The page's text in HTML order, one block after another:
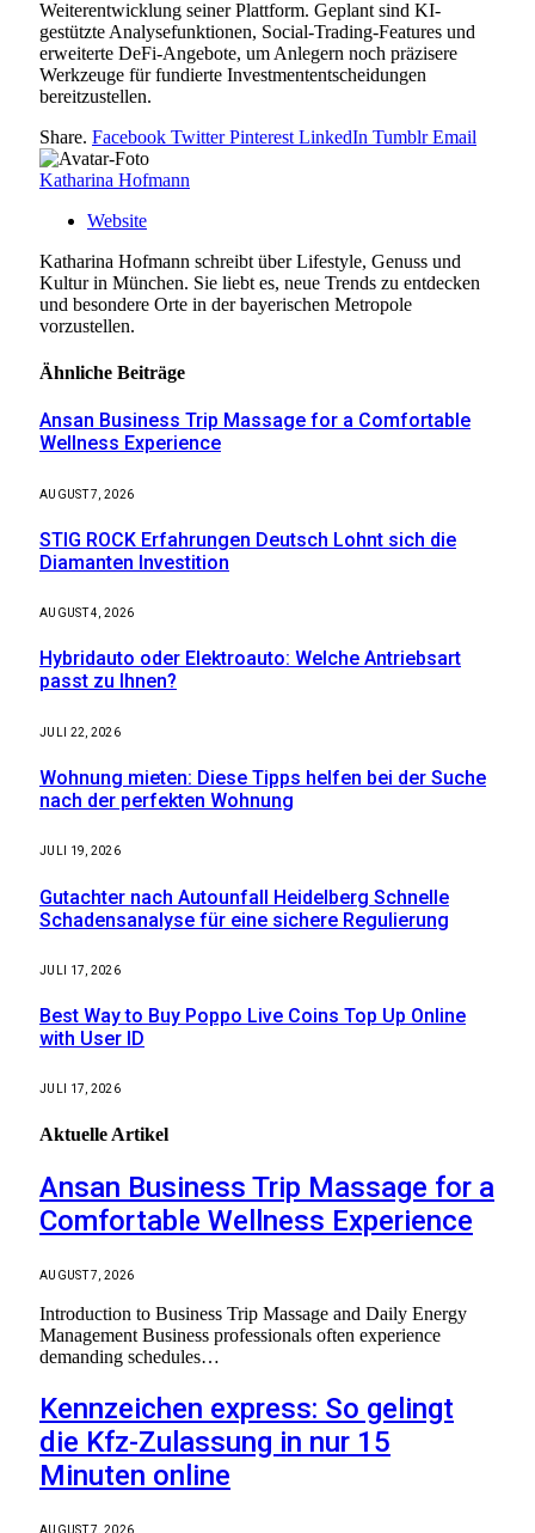
Weiterentwicklung seiner Plattform. Geplant sind KI-
gestützte Analysefunktionen, Social-Trading-Features und
erweiterte DeFi-Angebote, um Anlegern noch präzisere
Werkzeuge für fundierte Investmententscheidungen
bereitzustellen.
Share. Facebook Twitter Pinterest LinkedIn Tumblr Email
Katharina Hofmann
Website
Katharina Hofmann schreibt über Lifestyle, Genuss und
Kultur in München. Sie liebt es, neue Trends zu entdecken
und besondere Orte in der bayerischen Metropole
vorzustellen.
Ähnliche Beiträge
Ansan Business Trip Massage for a Comfortable
Wellness Experience
AUGUST 7, 2026
STIG ROCK Erfahrungen Deutsch Lohnt sich die
Diamanten Investition
AUGUST 4, 2026
Hybridauto oder Elektroauto: Welche Antriebsart
passt zu Ihnen?
JULI 22, 2026
Wohnung mieten: Diese Tipps helfen bei der Suche
nach der perfekten Wohnung
JULI 19, 2026
Gutachter nach Autounfall Heidelberg Schnelle
Schadensanalyse für eine sichere Regulierung
JULI 17, 2026
Best Way to Buy Poppo Live Coins Top Up Online
with User ID
JULI 17, 2026
Aktuelle Artikel
Ansan Business Trip Massage for a
Comfortable Wellness Experience
AUGUST 7, 2026
Introduction to Business Trip Massage and Daily Energy
Management Business professionals often experience
demanding schedules…
Kennzeichen express: So gelingt
die Kfz-Zulassung in nur 15
Minuten online
AUGUST 7, 2026